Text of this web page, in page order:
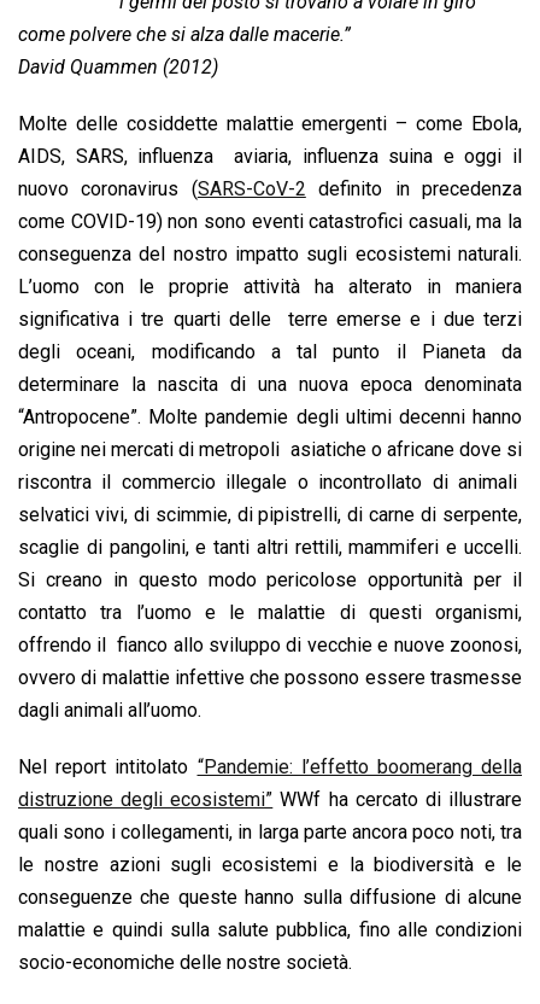
o
o
A
p
d
I
d
i
come polvere che si alza dalle macerie.”
David Quammen (2012)
Molte delle cosiddette malattie emergenti – come Ebola,
AIDS, SARS, influenza aviaria, influenza suina e oggi il
nuovo coronavirus (SARS-CoV-2 definito in precedenza
come COVID-19) non sono eventi catastrofici casuali, ma la
conseguenza del nostro impatto sugli ecosistemi naturali.
L’uomo con le proprie attività ha alterato in maniera
significativa i tre quarti delle terre emerse e i due terzi
degli oceani, modificando a tal punto il Pianeta da
determinare la nascita di una nuova epoca denominata
“Antropocene”. Molte pandemie degli ultimi decenni hanno
origine nei mercati di metropoli asiatiche o africane dove si
riscontra il commercio illegale o incontrollato di animali
selvatici vivi, di scimmie, di pipistrelli, di carne di serpente,
scaglie di pangolini, e tanti altri rettili, mammiferi e uccelli.
Si creano in questo modo pericolose opportunità per il
contatto tra l’uomo e le malattie di questi organismi,
offrendo il fianco allo sviluppo di vecchie e nuove zoonosi,
ovvero di malattie infettive che possono essere trasmesse
dagli animali all’uomo.
Nel report intitolato “Pandemie: l’effetto boomerang della
distruzione degli ecosistemi” WWf ha cercato di illustrare
quali sono i collegamenti, in larga parte ancora poco noti, tra
le nostre azioni sugli ecosistemi e la biodiversità e le
conseguenze che queste hanno sulla diffusione di alcune
malattie e quindi sulla salute pubblica, fino alle condizioni
socio-economiche delle nostre società.